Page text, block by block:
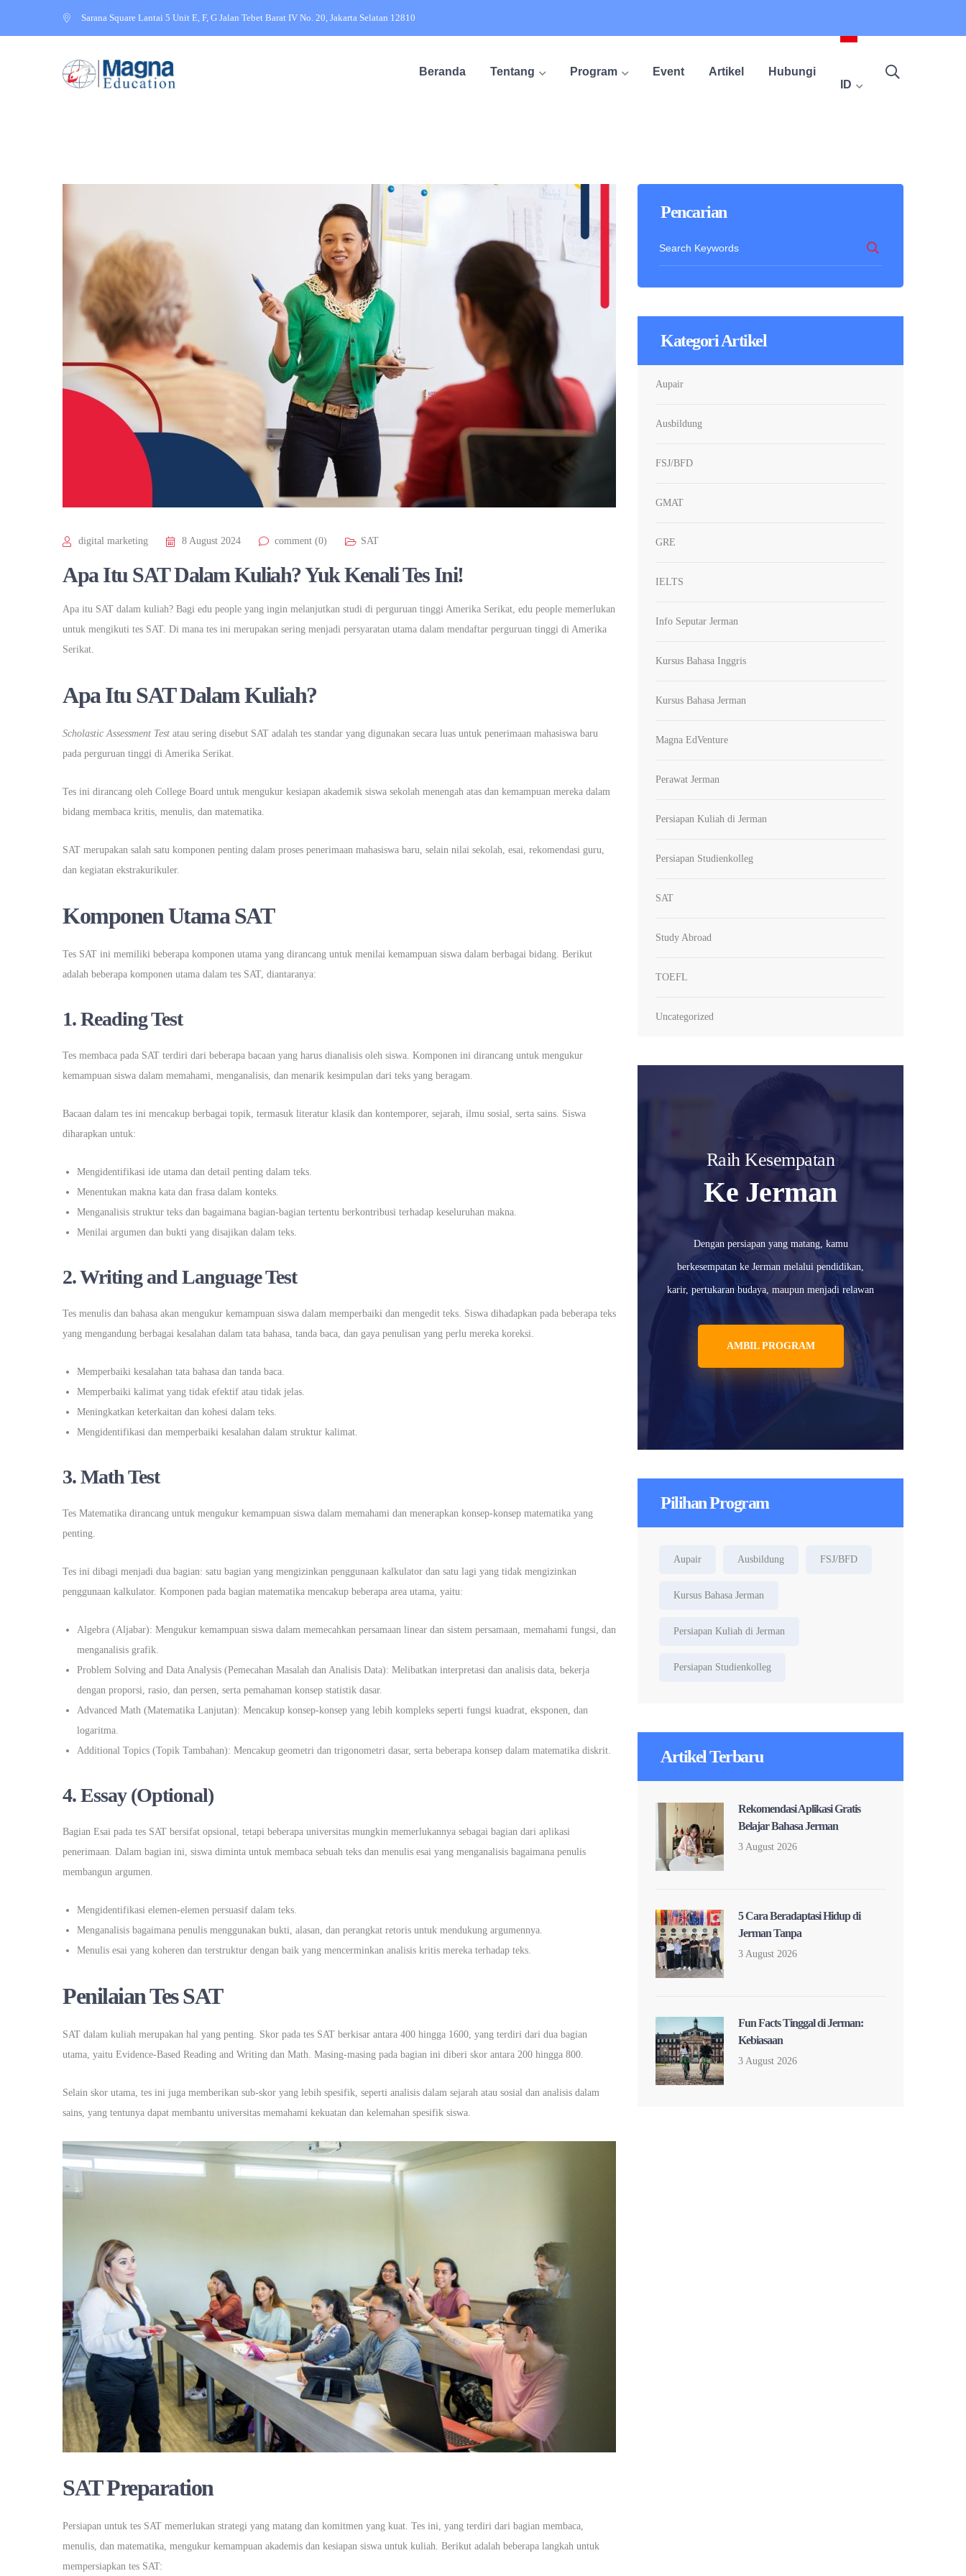
Sarana Square Lantai 5 Unit E, F, G Jalan Tebet Barat IV No. 20, Jakarta Selatan 12810
Beranda Tentang Program Event Artikel
Hubungi
ID
digital marketing 8 August 2024 comment (0) SAT
Apa Itu SAT Dalam Kuliah? Yuk Kenali Tes Ini!
Apa itu SAT dalam kuliah? Bagi edu people yang ingin melanjutkan studi di perguruan tinggi Amerika Serikat, edu people memerlukan
untuk mengikuti tes SAT. Di mana tes ini merupakan sering menjadi persyaratan utama dalam mendaftar perguruan tinggi di Amerika
Serikat.
Apa Itu SAT Dalam Kuliah?
Scholastic Assessment Test atau sering disebut SAT adalah tes standar yang digunakan secara luas untuk penerimaan mahasiswa baru
pada perguruan tinggi di Amerika Serikat.
Tes ini dirancang oleh College Board untuk mengukur kesiapan akademik siswa sekolah menengah atas dan kemampuan mereka dalam
bidang membaca kritis, menulis, dan matematika.
SAT merupakan salah satu komponen penting dalam proses penerimaan mahasiswa baru, selain nilai sekolah, esai, rekomendasi guru,
dan kegiatan ekstrakurikuler.
Komponen Utama SAT
Tes SAT ini memiliki beberapa komponen utama yang dirancang untuk menilai kemampuan siswa dalam berbagai bidang. Berikut
adalah beberapa komponen utama dalam tes SAT, diantaranya:
1. Reading Test
Tes membaca pada SAT terdiri dari beberapa bacaan yang harus dianalisis oleh siswa. Komponen ini dirancang untuk mengukur
kemampuan siswa dalam memahami, menganalisis, dan menarik kesimpulan dari teks yang beragam.
Bacaan dalam tes ini mencakup berbagai topik, termasuk literatur klasik dan kontemporer, sejarah, ilmu sosial, serta sains. Siswa
diharapkan untuk:
Mengidentifikasi ide utama dan detail penting dalam teks.
Menentukan makna kata dan frasa dalam konteks.
Menganalisis struktur teks dan bagaimana bagian-bagian tertentu berkontribusi terhadap keseluruhan makna.
Menilai argumen dan bukti yang disajikan dalam teks.
2. Writing and Language Test
Tes menulis dan bahasa akan mengukur kemampuan siswa dalam memperbaiki dan mengedit teks. Siswa dihadapkan pada beberapa teks
yang mengandung berbagai kesalahan dalam tata bahasa, tanda baca, dan gaya penulisan yang perlu mereka koreksi.
Memperbaiki kesalahan tata bahasa dan tanda baca.
Memperbaiki kalimat yang tidak efektif atau tidak jelas.
Meningkatkan keterkaitan dan kohesi dalam teks.
Mengidentifikasi dan memperbaiki kesalahan dalam struktur kalimat.
3. Math Test
Tes Matematika dirancang untuk mengukur kemampuan siswa dalam memahami dan menerapkan konsep-konsep matematika yang
penting.
Tes ini dibagi menjadi dua bagian: satu bagian yang mengizinkan penggunaan kalkulator dan satu lagi yang tidak mengizinkan
penggunaan kalkulator. Komponen pada bagian matematika mencakup beberapa area utama, yaitu:
Algebra (Aljabar): Mengukur kemampuan siswa dalam memecahkan persamaan linear dan sistem persamaan, memahami fungsi, dan
menganalisis grafik.
Problem Solving and Data Analysis (Pemecahan Masalah dan Analisis Data): Melibatkan interpretasi dan analisis data, bekerja
dengan proporsi, rasio, dan persen, serta pemahaman konsep statistik dasar.
Advanced Math (Matematika Lanjutan): Mencakup konsep-konsep yang lebih kompleks seperti fungsi kuadrat, eksponen, dan
logaritma.
Additional Topics (Topik Tambahan): Mencakup geometri dan trigonometri dasar, serta beberapa konsep dalam matematika diskrit.
4. Essay (Optional)
Bagian Esai pada tes SAT bersifat opsional, tetapi beberapa universitas mungkin memerlukannya sebagai bagian dari aplikasi
penerimaan. Dalam bagian ini, siswa diminta untuk membaca sebuah teks dan menulis esai yang menganalisis bagaimana penulis
membangun argumen.
Mengidentifikasi elemen-elemen persuasif dalam teks.
Menganalisis bagaimana penulis menggunakan bukti, alasan, dan perangkat retoris untuk mendukung argumennya.
Menulis esai yang koheren dan terstruktur dengan baik yang mencerminkan analisis kritis mereka terhadap teks.
Penilaian Tes SAT
SAT dalam kuliah merupakan hal yang penting. Skor pada tes SAT berkisar antara 400 hingga 1600, yang terdiri dari dua bagian
utama, yaitu Evidence-Based Reading and Writing dan Math. Masing-masing pada bagian ini diberi skor antara 200 hingga 800.
Selain skor utama, tes ini juga memberikan sub-skor yang lebih spesifik, seperti analisis dalam sejarah atau sosial dan analisis dalam
sains, yang tentunya dapat membantu universitas memahami kekuatan dan kelemahan spesifik siswa.
SAT Preparation
Persiapan untuk tes SAT memerlukan strategi yang matang dan komitmen yang kuat. Tes ini, yang terdiri dari bagian membaca,
menulis, dan matematika, mengukur kemampuan akademis dan kesiapan siswa untuk kuliah. Berikut adalah beberapa langkah untuk
mempersiapkan tes SAT:
Pencarian
Kategori Artikel
Aupair
Ausbildung
FSJ/BFD
GMAT
GRE
IELTS
Info Seputar Jerman
Kursus Bahasa Inggris
Kursus Bahasa Jerman
Magna EdVenture
Perawat Jerman
Persiapan Kuliah di Jerman
Persiapan Studienkolleg
SAT
Study Abroad
TOEFL
Uncategorized
Raih Kesempatan
Ke Jerman
Dengan persiapan yang matang, kamu
berkesempatan ke Jerman melalui pendidikan,
karir, pertukaran budaya, maupun menjadi relawan
AMBIL PROGRAM
Pilihan Program
Aupair Ausbildung FSJ/BFD
Kursus Bahasa Jerman
Persiapan Kuliah di Jerman
Persiapan Studienkolleg
Artikel Terbaru
Rekomendasi Aplikasi Gratis
Belajar Bahasa Jerman
3 August 2026
5 Cara Beradaptasi Hidup di
Jerman Tanpa
3 August 2026
Fun Facts Tinggal di Jerman:
Kebiasaan
3 August 2026